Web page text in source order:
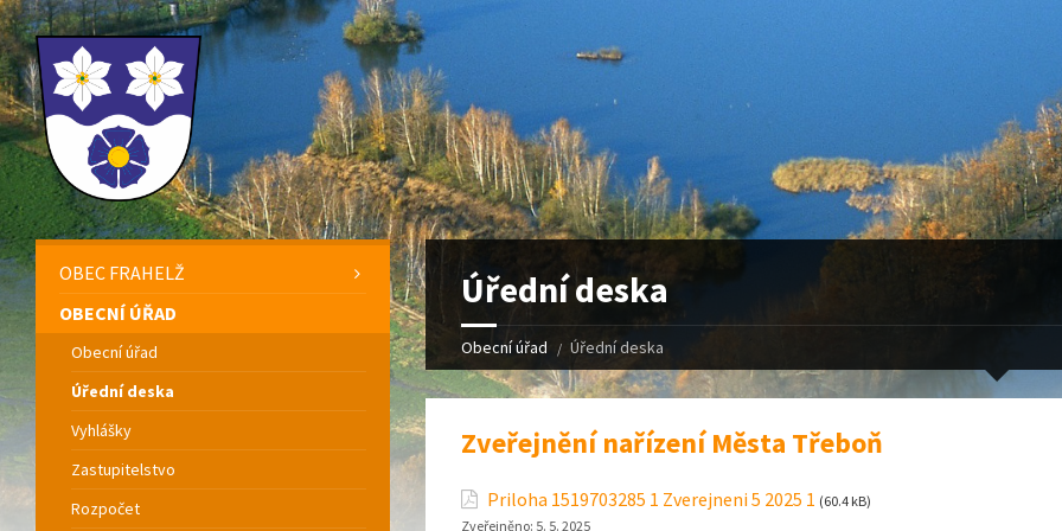
Úřední deska
Obecní úřad Úřední deska
Zveřejnění nařízení Města Třeboň
Priloha 1519703285 1 Zverejneni 5 2025 1 (60.4 kB)
Zveřejněno: 5. 5. 2025
OBEC FRAHELŽ
OBECNÍ ÚŘAD
Obecní úřad
Úřední deska
Vyhlášky
Zastupitelstvo
Rozpočet